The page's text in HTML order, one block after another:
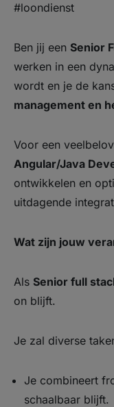
#loondienst
Ben jij een Senior
werken in een
wordt en je de
management en
Voor een
Angular/Java
ontwikkelen en
uitdagende
Wat zijn jouw
Als Senior full
on blijft.
Je zal diverse
Je combineert
schaalbaar blijft.